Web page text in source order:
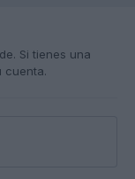
Si tienes una
cuenta.